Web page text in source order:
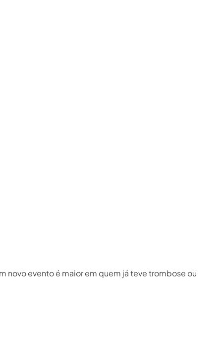
novo evento é maior em quem já teve trombose ou